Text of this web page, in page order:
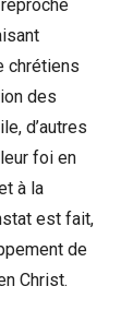
chrétiens
des
d’autres
foi en
à la
est fait,
de
Christ.